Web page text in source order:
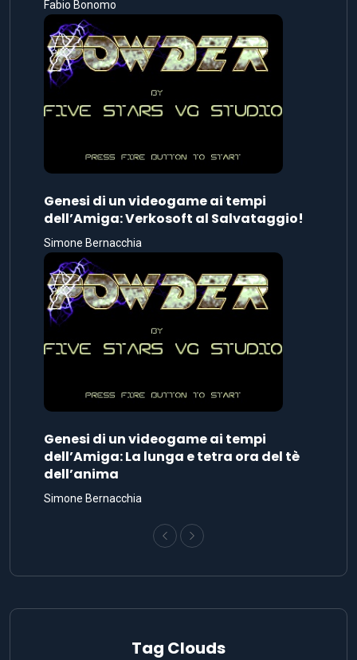
Fabio Bonomo
Genesi di un videogame ai tempi
dell’Amiga: Verkosoft al Salvataggio!
Simone Bernacchia
Genesi di un videogame ai tempi
dell’Amiga: La lunga e tetra ora del tè
dell’anima
Simone Bernacchia
Tag Clouds